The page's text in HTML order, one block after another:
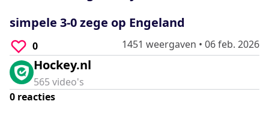
simpele 3-0 zege op Engeland
0 1451 weergaven • 06 feb. 2026
Hockey.nl
565 video's
0 reacties